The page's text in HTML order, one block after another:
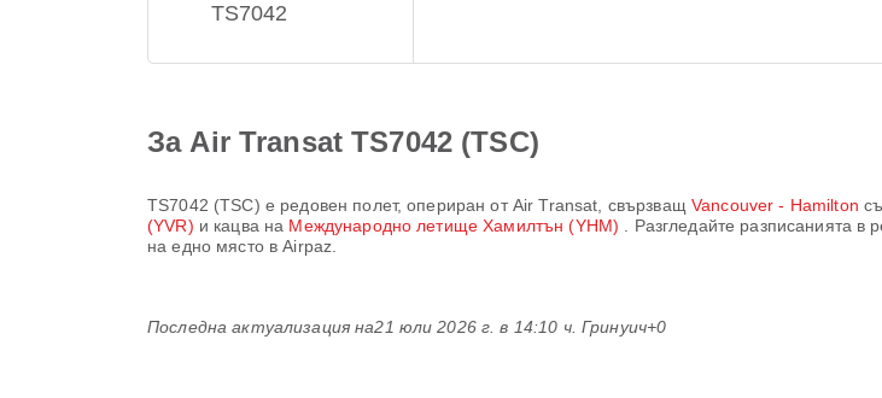
TS7042
За Air Transat TS7042 (TSC)
TS7042 (TSC) е редовен полет, опериран отAir Transat , свързващ Vancouver - Hamilton
(YVR) и кацва на Международно летище Хамилтън (YHM)
. Разгледайте разписанията
на едно място в Airpaz.
Последна актуализация на21 юли 2026 г. в 14:10 ч. Гринуич+0